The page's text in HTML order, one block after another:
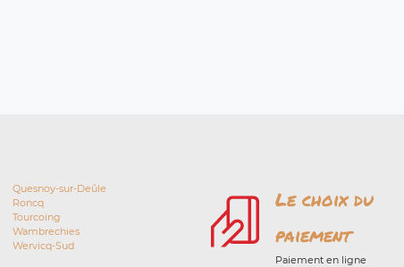
Quesnoy-sur-Deûle
Roncq
Tourcoing
Wambrechies
Wervicq-Sud
Le choix du
paiement
Paiement en ligne